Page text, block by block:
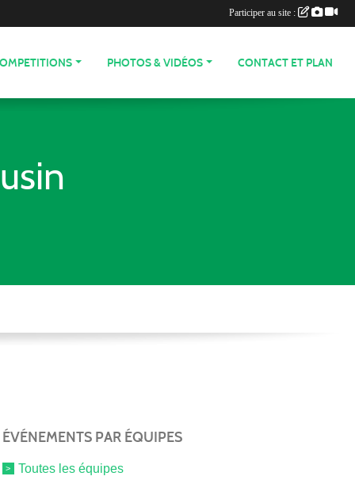
PHOTOS & VIDÉOS CONTACT ET PLAN
ÉVÉNEMENTS PAR ÉQUIPES
Toutes les équipes
Participer au site :